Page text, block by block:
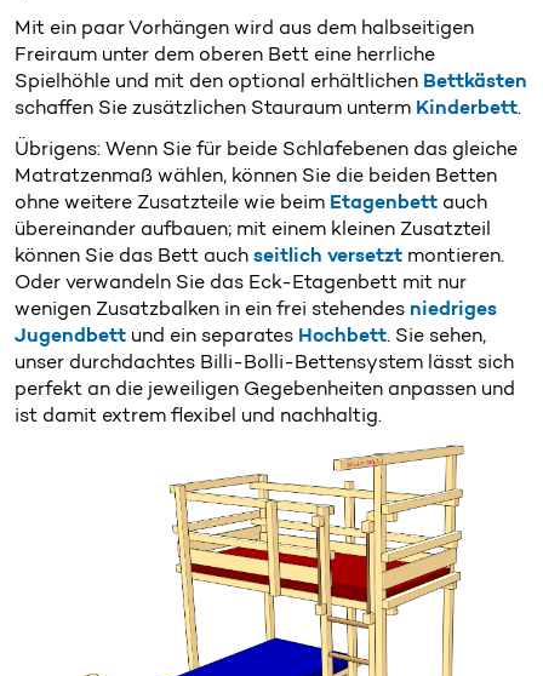
Mit ein paar Vorhängen wird aus dem halbseitigen
Freiraum unter dem oberen Bett eine herrliche
Spielhöhle und mit den optional erhältlichen Bettkästen
schaffen Sie zusätzlichen Stauraum unterm Kinderbett.
Übrigens: Wenn Sie für beide Schlafebenen das gleiche
Matratzenmaß wählen, können Sie die beiden Betten
ohne weitere Zusatzteile wie beim Etagenbettauch
übereinander aufbauen; mit einem kleinen Zusatzteil
können Sie das Bett auch seitlich versetztmontieren.
Oder verwandeln Sie das Eck-Etagenbett mit nur
wenigen Zusatzbalken in ein frei stehendes niedriges
Jugendbettund ein separates Hochbett. Sie sehen,
unser durchdachtes Billi-Bolli-Bettensystem lässt sich
perfekt an die jeweiligen Gegebenheiten anpassen und
ist damit extrem flexibel und nachhaltig.